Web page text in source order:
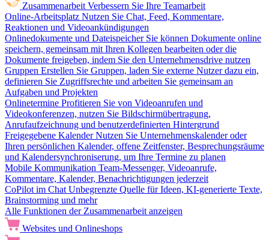
Zusammenarbeit Verbessern Sie Ihre Teamarbeit
Online-Arbeitsplatz Nutzen Sie Chat, Feed, Kommentare,
Reaktionen und Videoankündigungen
Onlinedokumente und Dateispeicher Sie können Dokumente online
speichern, gemeinsam mit Ihren Kollegen bearbeiten oder die
Dokumente freigeben, indem Sie den Unternehmensdrive nutzen
Gruppen Erstellen Sie Gruppen, laden Sie externe Nutzer dazu ein,
definieren Sie Zugriffsrechte und arbeiten Sie gemeinsam an
Aufgaben und Projekten
Onlinetermine Profitieren Sie von Videoanrufen und
Videokonferenzen, nutzen Sie Bildschirmübertragung,
Anrufaufzeichnung und benutzerdefinierten Hintergrund
Freigegebene Kalender Nutzen Sie Unternehmenskalender oder
Ihren persönlichen Kalender, offene Zeitfenster, Besprechungsräume
und Kalendersynchroniserung, um Ihre Termine zu planen
Mobile Kommunikation Team-Messenger, Videoanrufe,
Kommentare, Kalender, Benachrichtigungen jederzeit
CoPilot im Chat Unbegrenzte Quelle für Ideen, KI-generierte Texte,
Brainstorming und mehr
Alle Funktionen der Zusammenarbeit anzeigen
Websites und Onlineshops